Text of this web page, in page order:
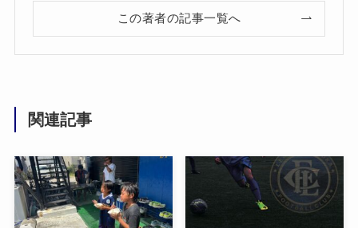
この著者の記事一覧へ
関連記事